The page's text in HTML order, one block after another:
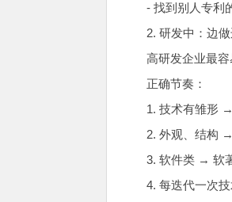
- 找到别人专利
2. 研发中：边
高研发企业最
正确节奏：
1. 技术有雏形
2. 外观、结构
3. 软件类 → 软
4. 每迭代一次技